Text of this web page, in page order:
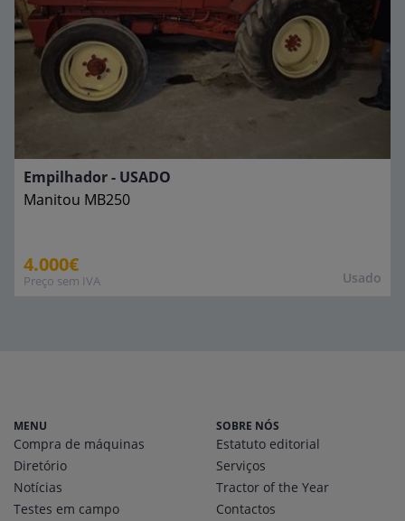
Usado
Empilhador - USADO
Manitou MB250
4.000€
Preço sem IVA
MENU
Compra de máquinas
Diretório
Notícias
Testes em campo
SOBRE NÓS
Estatuto editorial
Serviços
Tractor of the Year
Contactos